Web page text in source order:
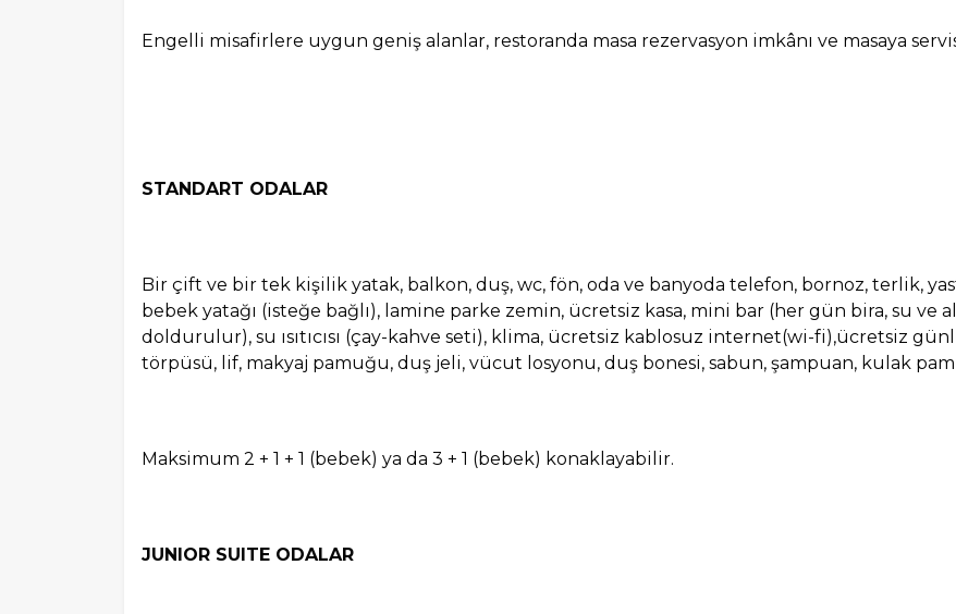
Engelli misafirlere uygun geniş alanlar, restoranda masa rezervasyon imkânı ve masaya
STANDART ODALAR
Bir çift ve bir tek kişilik yatak, balkon, duş, wc, fön, oda ve banyoda telefon, bornoz, terlik,
bebek yatağı (isteğe bağlı), lamine parke zemin, ücretsiz kasa, mini bar (her gün bira, su ve
doldurulur), su ısıtıcısı (çay-kahve seti), klima, ücretsiz kablosuz internet(wi-fi),ücretsiz
törpüsü, lif, makyaj pamuğu, duş jeli, vücut losyonu, duş bonesi, sabun, şampuan, kulak
Maksimum 2 + 1 + 1 (bebek) ya da 3 + 1 (bebek) konaklayabilir.
JUNIOR SUITE ODALAR